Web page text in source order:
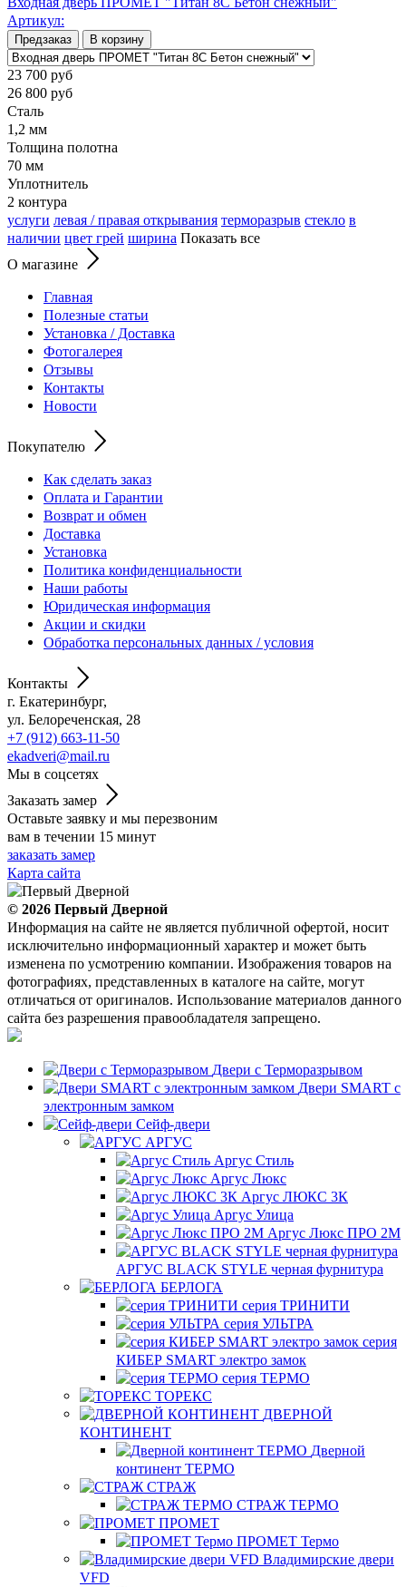
Артикул:
Предзаказ В корзину
23 700 руб
26 800 руб
Сталь
1,2 мм
Толщина полотна
70 мм
Уплотнитель
2 контура
услуги левая / правая открывания терморазрыв стекло в
наличии цвет грей ширина Показать все
О магазине
Главная
Полезные статьи
Установка / Доставка
Фотогалерея
Отзывы
Контакты
Новости
Покупателю
Как сделать заказ
Оплата и Гарантии
Возврат и обмен
Доставка
Установка
Политика конфиденциальности
Наши работы
Юридическая информация
Акции и скидки
Обработка персональных данных / условия
Контакты
г. Екатеринбург,
ул. Белореченская, 28
+7 (912) 663-11-50
ekadveri@mail.ru
Мы в соцсетях
Заказать замер
Оставьте заявку и мы перезвоним
вам в течении 15 минут
заказать замер
Карта сайта
© 2026 Первый Дверной
Информация на сайте не является публичной офертой, носит
исключительно информационный характер и может быть
изменена по усмотрению компании. Изображения товаров на
фотографиях, представленных в каталоге на сайте, могут
отличаться от оригиналов. Использование материалов данного
сайта без разрешения правообладателя запрещено.
Двери с Терморазрывом
Двери SMART с
электронным замком
Сейф-двери
АРГУС
Аргус Стиль
Аргус Люкс
Аргус ЛЮКС 3К
Аргус Улица
Аргус Люкс ПРО 2М
АРГУС BLACK STYLE черная фурнитура
БЕРЛОГА
серия ТРИНИТИ
серия УЛЬТРА
серия
КИБЕР SMART электро замок
серия ТЕРМО
ТОРЕКС
ДВЕРНОЙ
КОНТИНЕНТ
Дверной
континент ТЕРМО
СТРАЖ
СТРАЖ ТЕРМО
ПРОМЕТ
ПРОМЕТ Термо
Владимирские двери
VFD